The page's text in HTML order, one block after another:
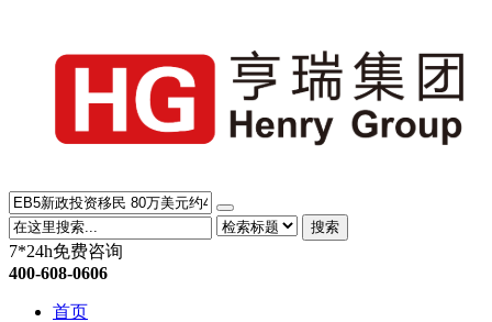
搜索
7*24h免费咨询
400-608-0606
首页